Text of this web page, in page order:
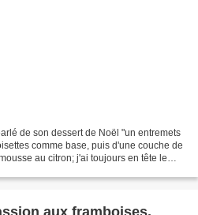
de son dessert de Noël "un entremets
comme base, puis d'une couche de
au citron; j'ai toujours en tête le